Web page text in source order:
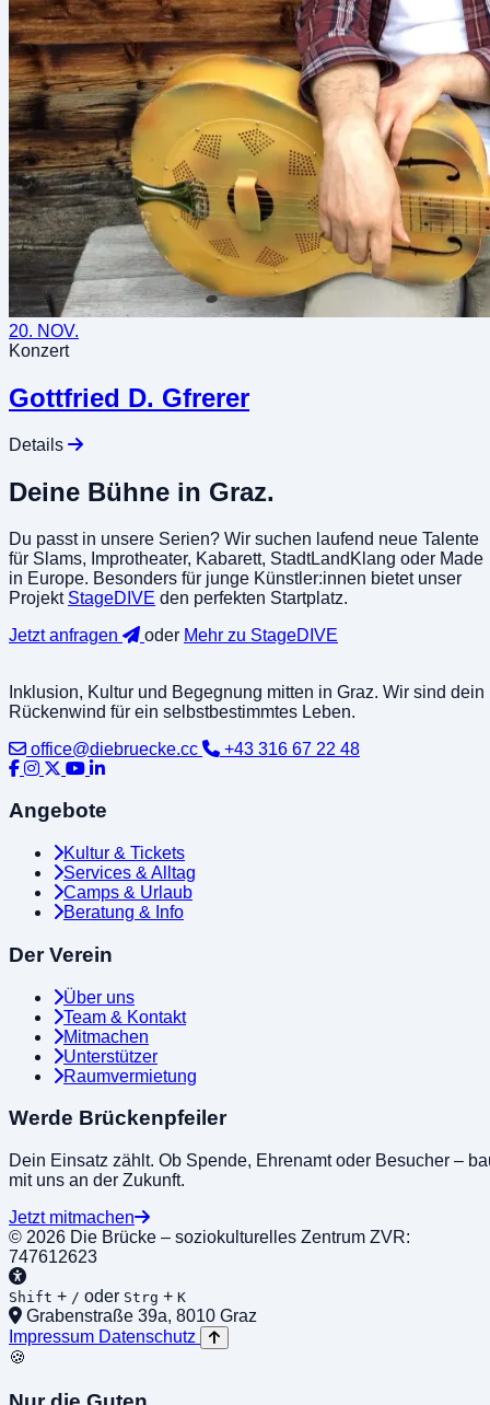
20. NOV.
Konzert
Gottfried D. Gfrerer
Details
Deine Bühne in Graz.
Du passt in unsere Serien? Wir suchen laufend neue Talente
für Slams, Improtheater, Kabarett, StadtLandKlang oder Made
in Europe. Besonders für junge Künstler:innen bietet unser
Projekt StageDIVE den perfekten Startplatz.
Jetzt anfragen
oder Mehr zu StageDIVE
Inklusion, Kultur und Begegnung mitten in Graz. Wir sind dein
Rückenwind für ein selbstbestimmtes Leben.
office@diebruecke.cc
+43 316 67 22 48
Angebote
Kultur & Tickets
Services & Alltag
Camps & Urlaub
Beratung & Info
Der Verein
Über uns
Team & Kontakt
Mitmachen
Unterstützer
Raumvermietung
Werde Brückenpfeiler
Dein Einsatz zählt. Ob Spende, Ehrenamt oder Besucher –
mit uns an der Zukunft.
Jetzt mitmachen
© 2026 Die Brücke – soziokulturelles Zentrum ZVR:
747612623
Shift + / oder Strg + K
Grabenstraße 39a, 8010 Graz
Impressum Datenschutz
🍪